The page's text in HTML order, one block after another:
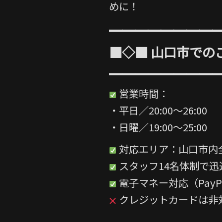
めに！
■◇■ 山口市での
営業時間：
・平日／20:00〜26:00
・日曜／19:00〜25:00
対応エリア：山口市
スタッフ14名体制で
電子マネー対応（
クレジットカードは非